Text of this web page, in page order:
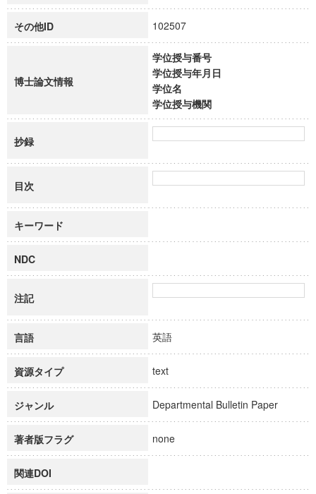
その他ID 102507
博士論文情報
学位授与番号
学位授与年月日
学位名
学位授与機関
抄録
目次
キーワード
NDC
注記
言語 英語
資源タイプ text
ジャンル Departmental Bulletin Paper
著者版フラグ none
関連DOI